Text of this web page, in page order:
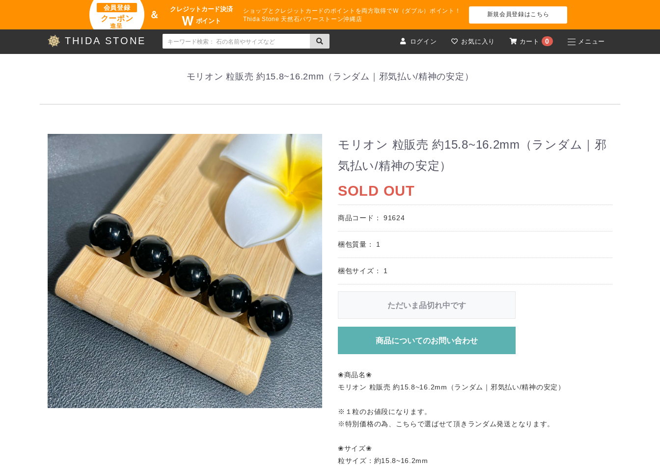
会員登録
クーポン
進呈
＆
クレジットカード決済
W ポイント
ショップとクレジットカードのポイントを両方取得でW（ダブル）ポイント！
Thida Stone 天然石パワーストーン沖縄店
新規会員登録はこちら
THIDA STONE ログイン お気に入り カート 0 メニュー
モリオン 粒販売 約15.8~16.2mm（ランダム｜邪気払い/精神の安定）
モリオン 粒販売 約15.8~16.2mm（ランダム｜邪
気払い/精神の安定）
SOLD OUT
商品コード： 91624
梱包質量： 1
梱包サイズ： 1
ただいま品切れ中です
商品についてのお問い合わせ
❀商品名❀
モリオン 粒販売 約15.8~16.2mm（ランダム｜邪気払い/精神の安定）
※１粒のお値段になります。
※特別価格の為、こちらで選ばせて頂きランダム発送となります。
❀サイズ❀
粒サイズ：約15.8~16.2mm